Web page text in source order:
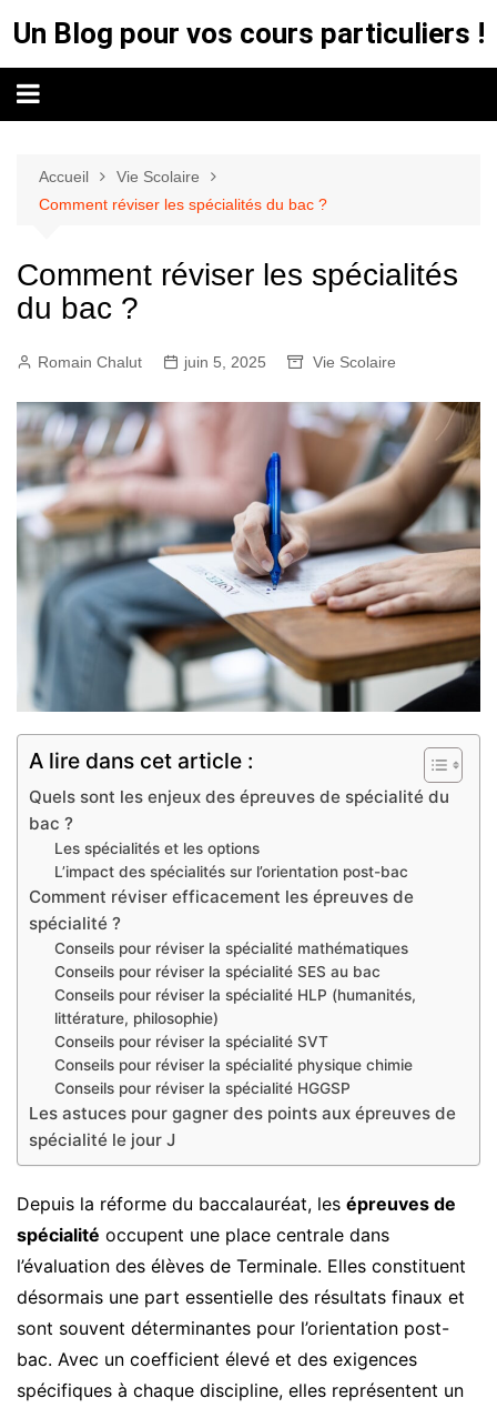
au
contenu
Un Blog pour vos cours particuliers !
Accueil
Vie Scolaire
Comment réviser les spécialités du bac ?
Comment réviser les spécialités
du bac ?
Romain Chalut juin 5, 2025 Vie Scolaire
A lire dans cet article :
Quels sont les enjeux des épreuves de spécialité du
bac ?
Les spécialités et les options
L’impact des spécialités sur l’orientation post-bac
Comment réviser efficacement les épreuves de
spécialité ?
Conseils pour réviser la spécialité mathématiques
Conseils pour réviser la spécialité SES au bac
Conseils pour réviser la spécialité HLP (humanités,
littérature, philosophie)
Conseils pour réviser la spécialité SVT
Conseils pour réviser la spécialité physique chimie
Conseils pour réviser la spécialité HGGSP
Les astuces pour gagner des points aux épreuves de
spécialité le jour J
Depuis la réforme du baccalauréat, les épreuves de
spécialité occupent une place centrale dans
l’évaluation des élèves de Terminale. Elles constituent
désormais une part essentielle des résultats finaux et
sont souvent déterminantes pour l’orientation post-
bac. Avec un coefficient élevé et des exigences
spécifiques à chaque discipline, elles représentent un